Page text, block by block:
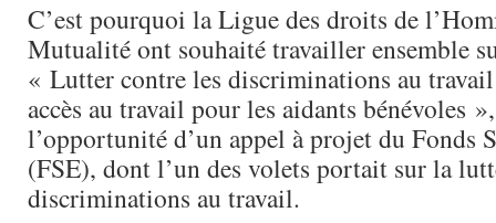
C’est pourquoi la Ligue des droits de
Mutualité ont souhaité travailler ensemble
« Lutter contre les discriminations au
accès au travail pour les aidants bénévoles
l’opportunité d’un appel à projet du Fonds
(FSE), dont l’un des volets portait sur la
discriminations au travail.